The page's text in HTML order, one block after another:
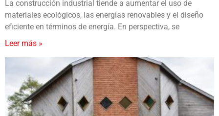
La construcción industrial tiende a aumentar el uso de
materiales ecológicos, las energías renovables y el diseño
eficiente en términos de energía. En perspectiva, se
Leer más »